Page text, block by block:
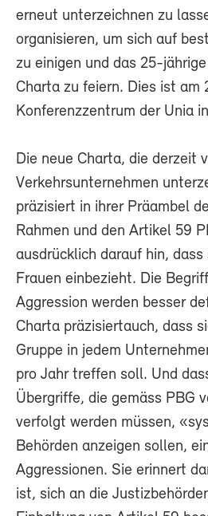
erneut unterzeichnen zu
organisieren, um sich auf
zu einigen und das 25-
Charta zu feiern. Dies ist am
Konferenzzentrum der Unia
Die neue Charta, die derzeit
Verkehrsunternehmen
präzisiert in ihrer Präambel
Rahmen und den Artikel 59
ausdrücklich darauf hin,
Frauen einbezieht. Die
Aggression werden besser
Charta präzisiertauch, dass
Gruppe in jedem
pro Jahr treffen soll. Und
Übergriffe, die gemäss PBG
verfolgt werden müssen,
Behörden anzeigen sollen,
Aggressionen. Sie erinnert
ist, sich an die